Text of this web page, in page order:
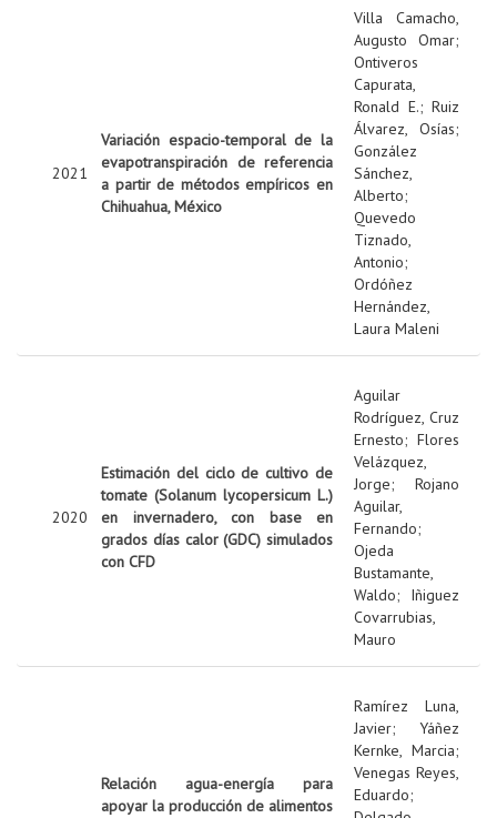
2021
Variación espacio-temporal de la
evapotranspiración de referencia
a partir de métodos empíricos en
Chihuahua, México
Villa Camacho,
Augusto Omar;
Ontiveros
Capurata,
Ronald E.; Ruiz
Álvarez, Osías;
González
Sánchez,
Alberto;
Quevedo
Tiznado,
Antonio;
Ordóñez
Hernández,
Laura Maleni
2020
Estimación del ciclo de cultivo de
tomate (Solanum lycopersicum L.)
en invernadero, con base en
grados días calor (GDC) simulados
con CFD
Aguilar
Rodríguez, Cruz
Ernesto; Flores
Velázquez,
Jorge; Rojano
Aguilar,
Fernando;
Ojeda
Bustamante,
Waldo; Iñiguez
Covarrubias,
Mauro
Relación agua-energía para
apoyar la producción de alimentos
Ramírez Luna,
Javier; Yáñez
Kernke, Marcia;
Venegas Reyes,
Eduardo;